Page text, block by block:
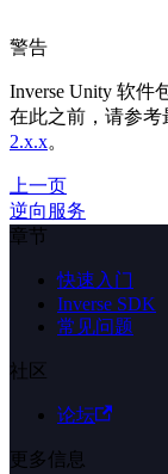
警告
Inverse Unity 软件
在此之前，请参考
2.x.x。
上一页
逆向服务
章节
快速入门
Inverse SDK
常见问题
社区
论坛
更多信息